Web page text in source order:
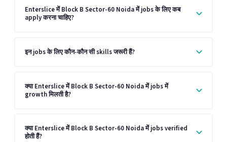
Enterslice में Block B Sector-60 Noida में jobs के लिए कब
apply करना चाहिए?
इन jobs के लिए कौन-कौन सी skills जरूरी हैं?
क्या Enterslice में Block B Sector-60 Noida में jobs में
growth मिलती है?
क्या Enterslice में Block B Sector-60 Noida में jobs verified
होती हैं?